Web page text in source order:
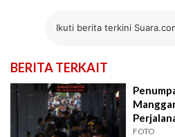
Ikuti berita terkini
BERITA TERKAIT
FOTO